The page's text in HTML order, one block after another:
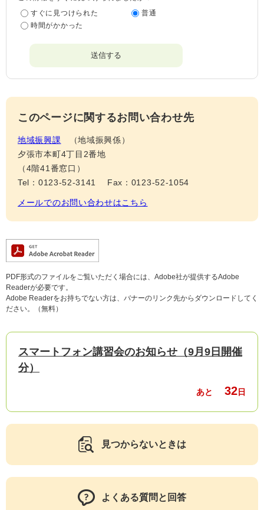
すぐに見つけられた
普通
時間がかかった
このページに関するお問い合わせ先
地域振興課
地域振興係
夕張市本町4丁目2番地
（4階41番窓口）
Tel：0123-52-3141
Fax：0123-52-1054
メールでのお問い合わせはこちら
PDF形式のファイルをご覧いただく場合には、Adobe社が提供するAdobe
Readerが必要です。
Adobe Readerをお持ちでない方は、バナーのリンク先からダウンロードしてく
ださい。（無料）
スマートフォン講習会のお知らせ（9月9日開催
分）
あと 32日
見つからないときは
よくある質問と回答